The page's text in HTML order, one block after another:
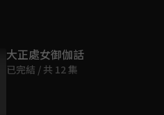
大正處女御伽話
已完結 / 共 12 集